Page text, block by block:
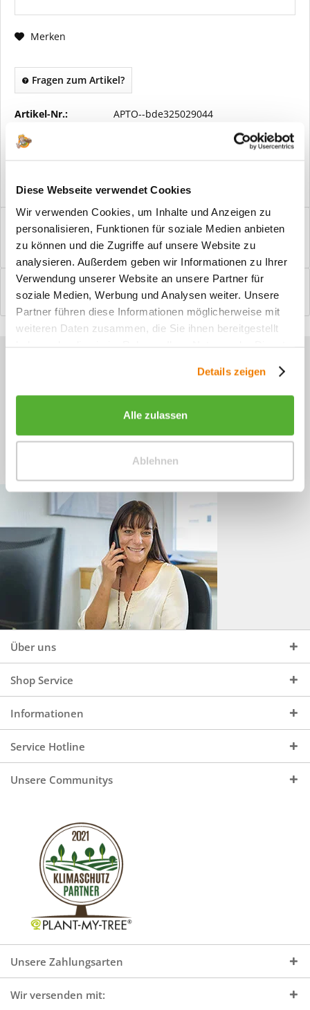
Diese Webseite verwendet Cookies
Wir verwenden Cookies, um Inhalte und Anzeigen zu
personalisieren, Funktionen für soziale Medien anbieten
zu können und die Zugriffe auf unsere Website zu
analysieren. Außerdem geben wir Informationen zu Ihrer
Verwendung unserer Website an unsere Partner für
soziale Medien, Werbung und Analysen weiter. Unsere
Partner führen diese Informationen möglicherweise mit
weiteren Daten zusammen, die Sie ihnen bereitgestellt
Details zeigen
Alle zulassen
Ablehnen
Merken
Fragen zum Artikel?
Artikel-Nr.: APTO--bde325029044
Vorteile
Windfangelemente online am Bildschirm konfigurieren und
einbaufertig bestellen. In wenigen...
Bewertungen
0
Bewertungen lesen, schreiben und diskutieren...mehr
Sie haben Fragen zu unseren
+49 (0)4244 965 34 04
Mo - Do, 09:00 - 16:00 Uhr
und Fr, 09:00 - 13:00 Uhr
Über uns
Shop Service
Informationen
Service Hotline
Unsere Communitys
Unsere Zahlungsarten
Wir versenden mit: